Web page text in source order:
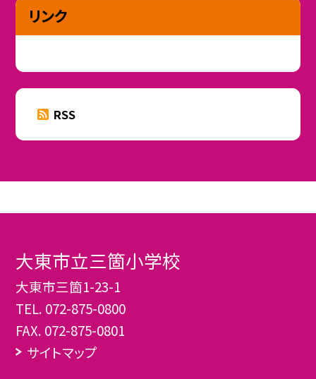
リンク
RSS
大東市立三箇小学校
大東市三箇1-23-1
TEL. 072-875-0800
FAX. 072-875-0801
サイトマップ